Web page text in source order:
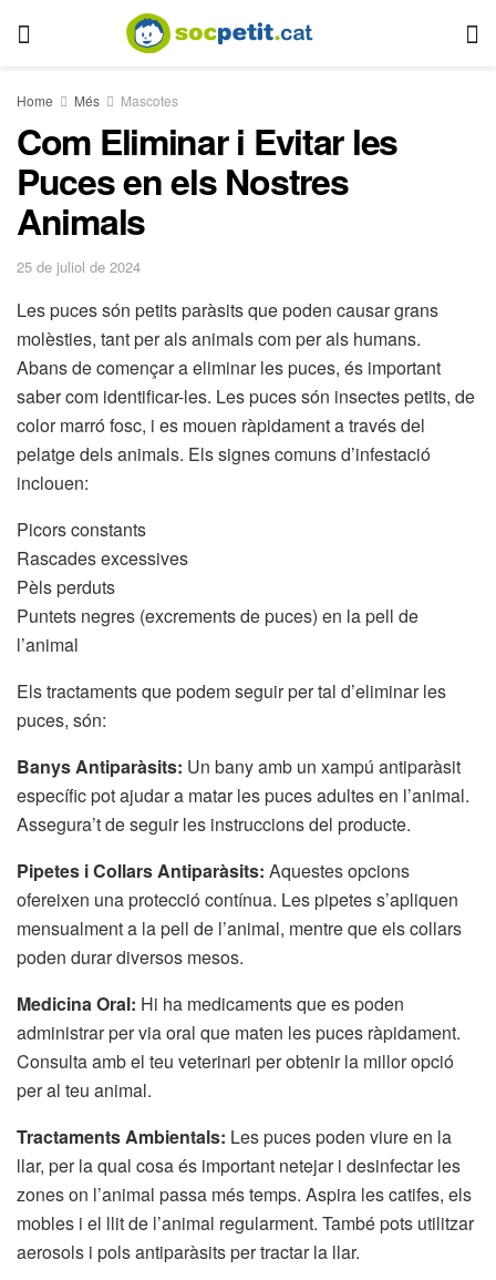
Home Més Mascotes
Com Eliminar i Evitar les
Puces en els Nostres
Animals
25 de juliol de 2024
Les puces són petits paràsits que poden causar grans
molèsties, tant per als animals com per als humans.
Abans de començar a eliminar les puces, és important
saber com identificar-les. Les puces són insectes petits, de
color marró fosc, i es mouen ràpidament a través del
pelatge dels animals. Els signes comuns d’infestació
inclouen:
Picors constants
Rascades excessives
Pèls perduts
Puntets negres (excrements de puces) en la pell de
l’animal
Els tractaments que podem seguir per tal d’eliminar les
puces, són:
Banys Antiparàsits: Un bany amb un xampú antiparàsit
específic pot ajudar a matar les puces adultes en l’animal.
Assegura’t de seguir les instruccions del producte.
Pipetes i Collars Antiparàsits: Aquestes opcions
ofereixen una protecció contínua. Les pipetes s’apliquen
mensualment a la pell de l’animal, mentre que els collars
poden durar diversos mesos.
Medicina Oral: Hi ha medicaments que es poden
administrar per via oral que maten les puces ràpidament.
Consulta amb el teu veterinari per obtenir la millor opció
per al teu animal.
Tractaments Ambientals: Les puces poden viure en la
llar, per la qual cosa és important netejar i desinfectar les
zones on l’animal passa més temps. Aspira les catifes, els
mobles i el llit de l’animal regularment. També pots utilitzar
aerosols i pols antiparàsits per tractar la llar.